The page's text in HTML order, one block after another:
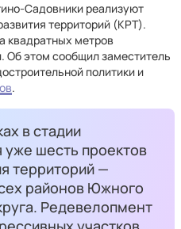
Садовники реализуют
территорий (КРТ).
квадратных метров
Об этом сообщил заместитель
политики и
.
в стадии
уже шесть проектов
территорий —
районов Южного
Редевелопмент